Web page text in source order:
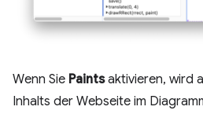
Wenn Sie Paintsaktivieren, wird
Inhalts der Webseite im